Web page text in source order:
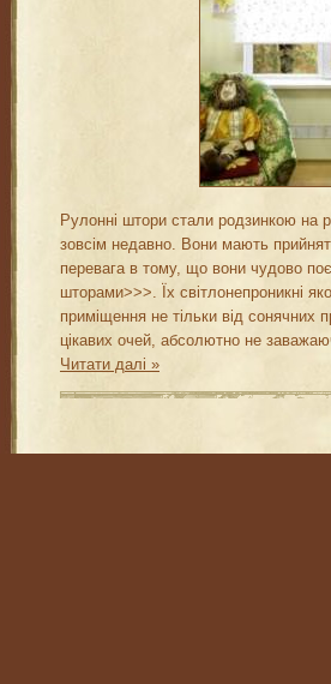
Рулонні штори стали родзинкою на
зовсім недавно. Вони мають
перевага в тому, що вони чудово
шторами>>>. Їх світлонепроникні
приміщення не тільки від сонячних
цікавих очей, абсолютно не
Читати далі »